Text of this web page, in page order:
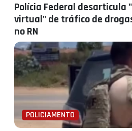
Polícia Federal desarticula
virtual" de tráfico de
no RN
POLICIAMENTO